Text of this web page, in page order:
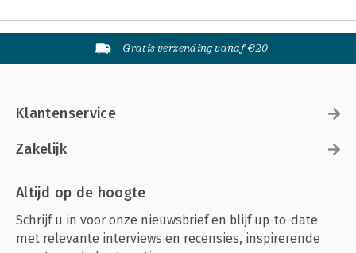
Gratis verzending vanaf €20
Klantenservice
Zakelijk
Altijd op de hoogte
Schrijf u in voor onze nieuwsbrief en blijf up-to-date
met relevante interviews en recensies, inspirerende